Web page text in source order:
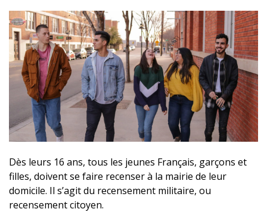
Dès leurs 16 ans, tous les jeunes Français, garçons et
filles, doivent se faire recenser à la mairie de leur
domicile. Il s’agit du recensement militaire, ou
recensement citoyen.